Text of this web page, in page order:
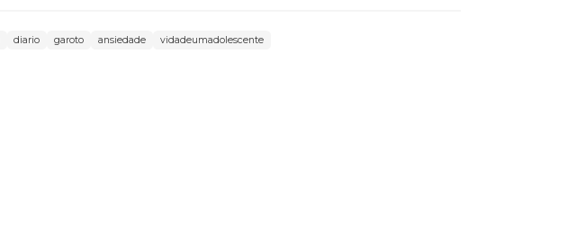
diario garoto ansiedade vidadeumadolescente